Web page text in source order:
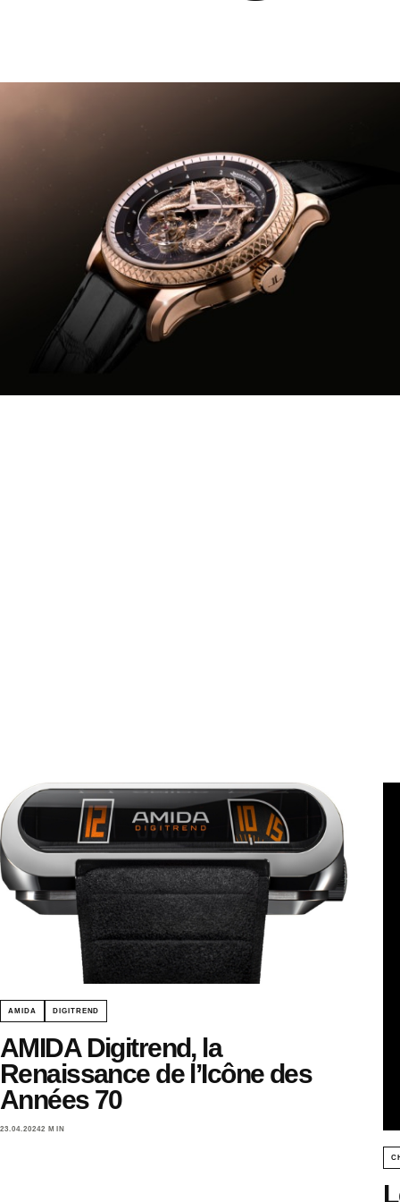
AMIDA DIGITREND
AMIDA Digitrend, la
Renaissance de l’Icône des
Années 70
23.04.20242 MIN